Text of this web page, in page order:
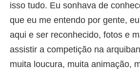
isso tudo. Eu sonhava de
que eu me entendo por gente,
aqui e ser reconhecido, fotos e
assistir a competição na
muita loucura, muita animação,